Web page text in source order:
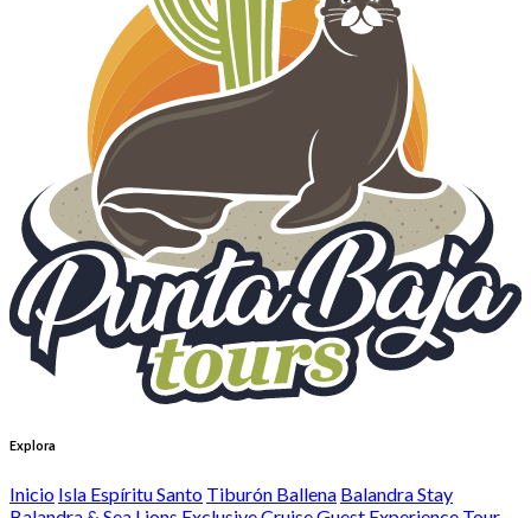
Explora
Inicio Isla Espíritu Santo Tiburón Ballena Balandra Stay